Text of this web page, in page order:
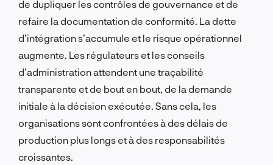
de dupliquer les contrôles de gouvernance et de
refaire la documentation de conformité. La dette
d’intégration s’accumule et le risque opérationnel
augmente. Les régulateurs et les conseils
d’administration attendent une traçabilité
transparente et de bout en bout, de la demande
initiale à la décision exécutée. Sans cela, les
organisations sont confrontées à des délais de
production plus longs et à des responsabilités
croissantes.